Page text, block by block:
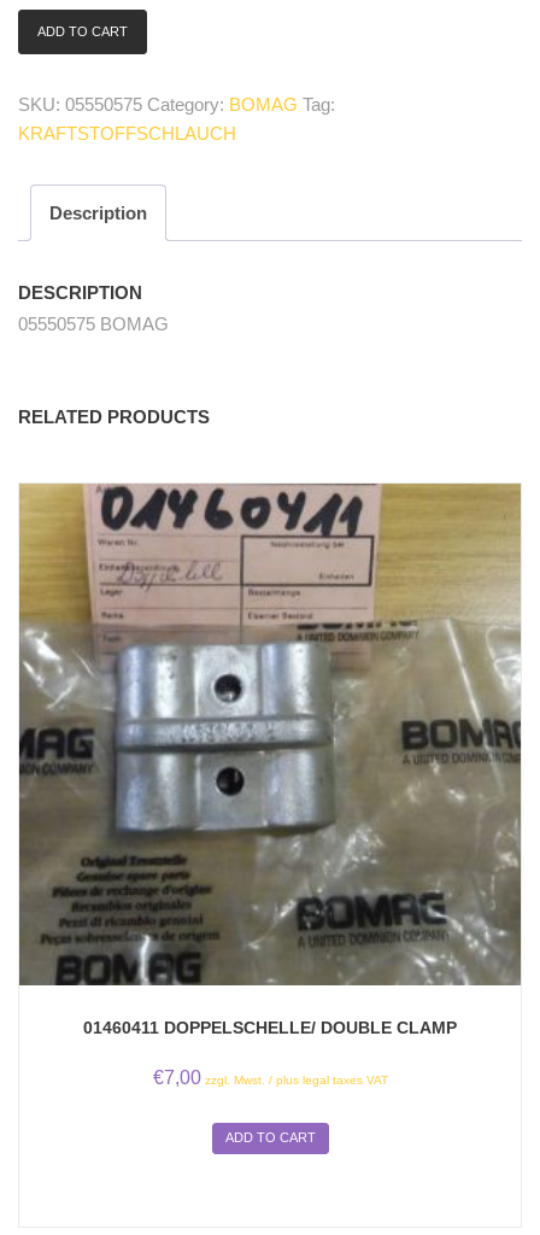
05550575
hose
quantity
ADD TO CART
SKU: 05550575 Category: BOMAG Tag:
KRAFTSTOFFSCHLAUCH
Description
DESCRIPTION
05550575 BOMAG
RELATED PRODUCTS
01460411 DOPPELSCHELLE/ DOUBLE CLAMP
€7,00 zzgl. Mwst. / plus legal taxes VAT
ADD TO CART